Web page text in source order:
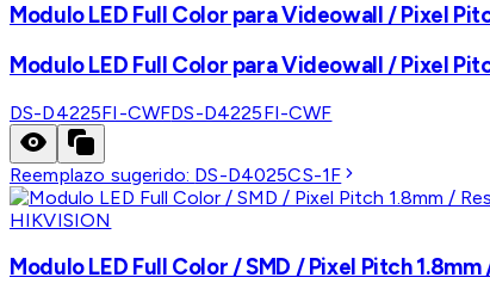
Modulo LED Full Color para Videowall / Pixel
Modulo LED Full Color para Videowall / Pixel
DS-D4225FI-CWFDS-D4225FI-CWF
Reemplazo sugerido: DS-D4025CS-1F
HIKVISION
Modulo LED Full Color / SMD / Pixel Pitch